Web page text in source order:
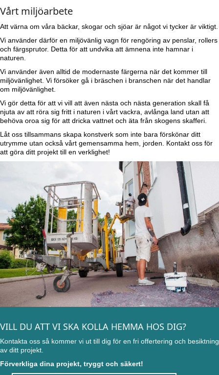
Vårt miljöarbete
Att värna om våra bäckar, skogar och sjöar är något vi tycker är viktigt.
Vi använder därför en miljövänlig vagn för rengöring av penslar, rollers
och färgsprutor. Detta för att undvika att ämnena inte hamnar i
naturen.
Vi använder även alltid de modernaste färgerna när det kommer till
miljövänlighet. Vi försöker gå i bräschen i branschen när det handlar
om miljövänlighet.
Vi gör detta för att vi vill att även nästa och nästa generation skall få
njuta av att röra sig fritt i naturen i vårt vackra, avlånga land utan att
behöva oroa sig för att dricka vattnet och äta från skogens skafferi.
Låt oss tillsammans skapa konstverk som inte bara förskönar ditt
utrymme utan också vårt gemensamma hem, jorden. Kontakt oss för
att göra ditt projekt till en verklighet!
VILL DU ATT VI SKA KOLLA HEMMA HOS DIG?
Kontakta oss så kommer vi ut till dig för en fri offertering och besiktning
av ditt projekt.
Förverkliga dina projekt, tryggt och säkert!